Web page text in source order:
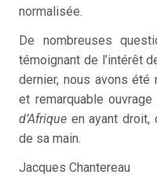
normalisée.
De nombreuses
témoignant de l’intérêt
dernier, nous avons été
et remarquable ouvrage
d’Afrique en ayant droit,
de sa main.
Jacques Chantereau